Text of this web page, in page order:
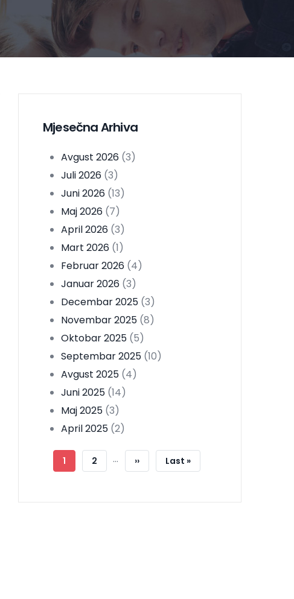
Mjesečna Arhiva
Avgust 2026 (3)
Juli 2026 (3)
Juni 2026 (13)
Maj 2026 (7)
April 2026 (3)
Mart 2026 (1)
Februar 2026 (4)
Januar 2026 (3)
Decembar 2025 (3)
Novembar 2025 (8)
Oktobar 2025 (5)
Septembar 2025 (10)
Avgust 2025 (4)
Juni 2025 (14)
Maj 2025 (3)
April 2025 (2)
Pagination
Current
1 Strana
2 …
Next
››
Last
Last »